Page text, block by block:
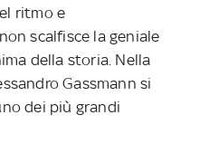
ritmo e
scalfisce la geniale
della storia. Nella
Gassmann si
dei più grandi